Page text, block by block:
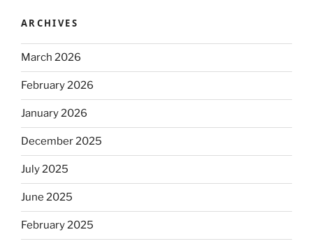
ARCHIVES
March 2026
February 2026
January 2026
December 2025
July 2025
June 2025
February 2025